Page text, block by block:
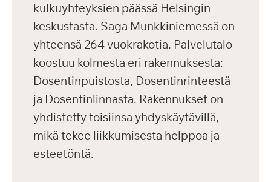
kulkuyhteyksien päässä Helsingin
keskustasta. Saga Munkkiniemessä on
yhteensä 264 vuokrakotia. Palvelutalo
koostuu kolmesta eri rakennuksesta:
Dosentinpuistosta, Dosentinrinteestä
ja Dosentinlinnasta. Rakennukset on
yhdistetty toisiinsa yhdyskäytävillä,
mikä tekee liikkumisesta helppoa ja
esteetöntä.